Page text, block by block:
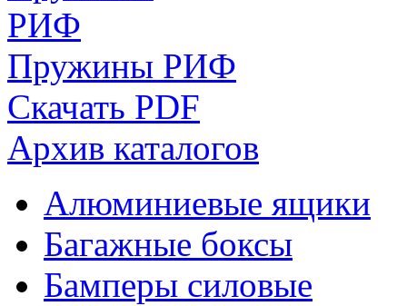
Пружины РИФ
Скачать PDF
Архив каталогов
Алюминиевые ящики
Багажные боксы
Бамперы силовые